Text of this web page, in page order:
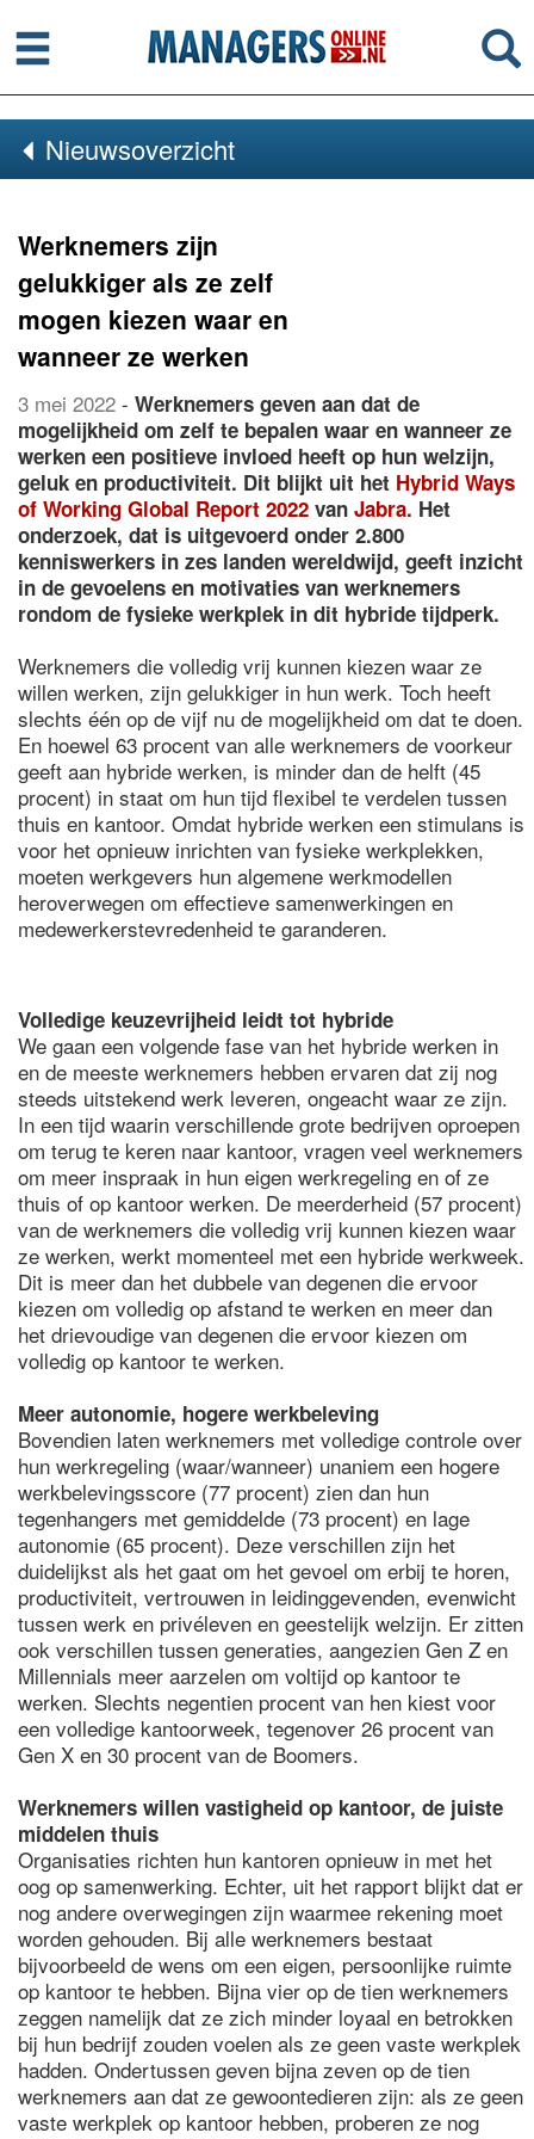
Menu
Nieuwsoverzicht
Werknemers zijn
gelukkiger als ze zelf
mogen kiezen waar en
wanneer ze werken
3 mei 2022 - Werknemers geven aan dat de
mogelijkheid om zelf te bepalen waar en wanneer ze
werken een positieve invloed heeft op hun welzijn,
geluk en productiviteit. Dit blijkt uit het Hybrid Ways
of Working Global Report 2022 van Jabra. Het
onderzoek, dat is uitgevoerd onder 2.800
kenniswerkers in zes landen wereldwijd, geeft inzicht
in de gevoelens en motivaties van werknemers
rondom de fysieke werkplek in dit hybride tijdperk.
Werknemers die volledig vrij kunnen kiezen waar ze
willen werken, zijn gelukkiger in hun werk. Toch heeft
slechts één op de vijf nu de mogelijkheid om dat te doen.
En hoewel 63 procent van alle werknemers de voorkeur
geeft aan hybride werken, is minder dan de helft (45
procent) in staat om hun tijd flexibel te verdelen tussen
thuis en kantoor. Omdat hybride werken een stimulans is
voor het opnieuw inrichten van fysieke werkplekken,
moeten werkgevers hun algemene werkmodellen
heroverwegen om effectieve samenwerkingen en
medewerkerstevredenheid te garanderen.
Volledige keuzevrijheid leidt tot hybride
We gaan een volgende fase van het hybride werken in
en de meeste werknemers hebben ervaren dat zij nog
steeds uitstekend werk leveren, ongeacht waar ze zijn.
In een tijd waarin verschillende grote bedrijven oproepen
om terug te keren naar kantoor, vragen veel werknemers
om meer inspraak in hun eigen werkregeling en of ze
thuis of op kantoor werken. De meerderheid (57 procent)
van de werknemers die volledig vrij kunnen kiezen waar
ze werken, werkt momenteel met een hybride werkweek.
Dit is meer dan het dubbele van degenen die ervoor
kiezen om volledig op afstand te werken en meer dan
het drievoudige van degenen die ervoor kiezen om
volledig op kantoor te werken.
Meer autonomie, hogere werkbeleving
Bovendien laten werknemers met volledige controle over
hun werkregeling (waar/wanneer) unaniem een hogere
werkbelevingsscore (77 procent) zien dan hun
tegenhangers met gemiddelde (73 procent) en lage
autonomie (65 procent). Deze verschillen zijn het
duidelijkst als het gaat om het gevoel om erbij te horen,
productiviteit, vertrouwen in leidinggevenden, evenwicht
tussen werk en privéleven en geestelijk welzijn. Er zitten
ook verschillen tussen generaties, aangezien Gen Z en
Millennials meer aarzelen om voltijd op kantoor te
werken. Slechts negentien procent van hen kiest voor
een volledige kantoorweek, tegenover 26 procent van
Gen X en 30 procent van de Boomers.
Werknemers willen vastigheid op kantoor, de juiste
middelen thuis
Organisaties richten hun kantoren opnieuw in met het
oog op samenwerking. Echter, uit het rapport blijkt dat er
nog andere overwegingen zijn waarmee rekening moet
worden gehouden. Bij alle werknemers bestaat
bijvoorbeeld de wens om een eigen, persoonlijke ruimte
op kantoor te hebben. Bijna vier op de tien werknemers
zeggen namelijk dat ze zich minder loyaal en betrokken
bij hun bedrijf zouden voelen als ze geen vaste werkplek
hadden. Ondertussen geven bijna zeven op de tien
werknemers aan dat ze gewoontedieren zijn: als ze geen
vaste werkplek op kantoor hebben, proberen ze nog